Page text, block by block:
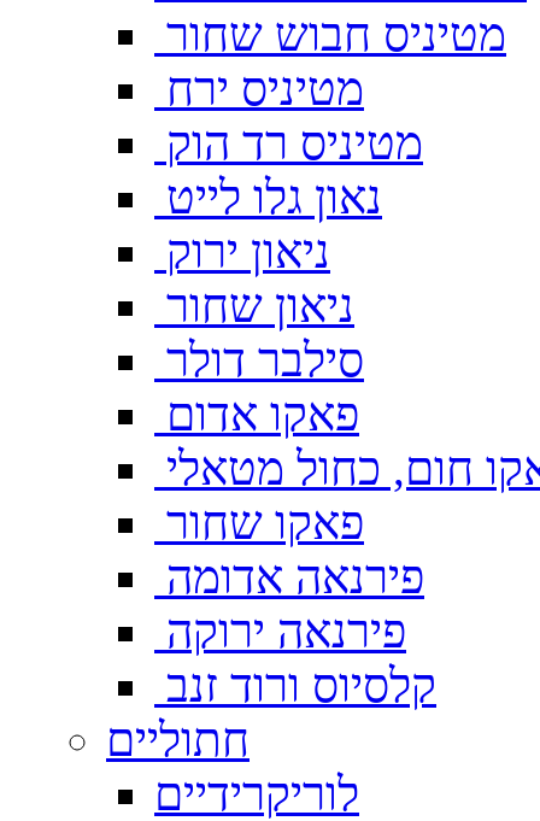
מטיניס חבוש שחור
מטיניס ירח
מטיניס רד הוק
נאון גלו לייט
ניאון ירוק
ניאון שחור
סילבר דולר
פאקו אדום
חום, כחול מטאלי
פאקו שחור
פירנאה אדומה
פירנאה ירוקה
קלסיוס ורוד זנב
חתוליים
לוריקרידיים